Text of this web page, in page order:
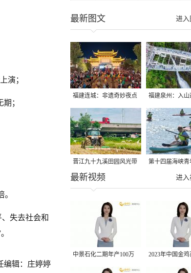
演；
；
失去社会和
编辑：庄婷婷
进入
最新图文
福建连城：非遗奇妙夜点
亮夏夜
福建泉州：入山
凉好惬意
晋江九十九溪田园风光带
千亩早稻迎来成熟收割季
第十四届海峡青
2026榕台青年
进入
最新视频
中景石化二期年产100万
吨丙烷脱氢项目建成中交
2023年中国金
节有福电影巡